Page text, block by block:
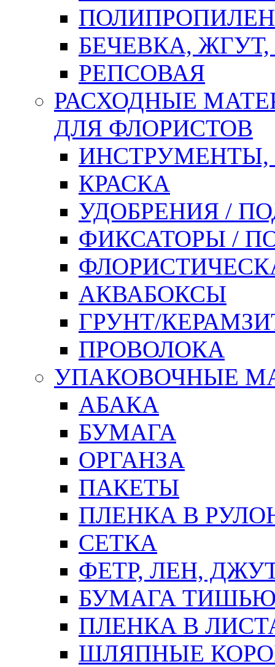
БЕЧЕВКА,
РЕПСОВАЯ
РАСХОДНЫЕ
ДЛЯ ФЛОРИСТОВ
ИНСТРУМЕНТЫ,
КРАСКА
УДОБРЕНИЯ /
ФИКСАТОРЫ /
АКВАБОКСЫ
ГРУНТ/
ПРОВОЛОКА
УПАКОВОЧНЫЕ
АБАКА
БУМАГА
ОРГАНЗА
ПАКЕТЫ
ПЛЕНКА В
СЕТКА
ФЕТР, ЛЕН,
БУМАГА
ПЛЕНКА В
ШЛЯПНЫЕ